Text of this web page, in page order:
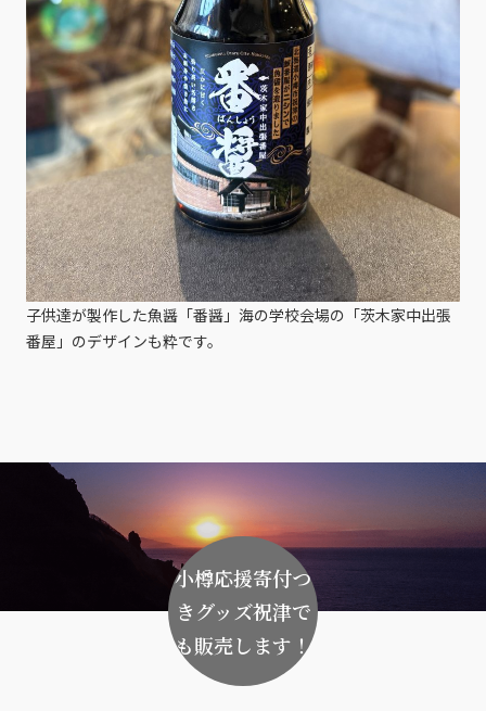
子供達が製作した魚醤「番醤」海の学校会場の「茨木家中出張
番屋」のデザインも粋です。
小樽応援寄付つ
きグッズ祝津で
も販売します！